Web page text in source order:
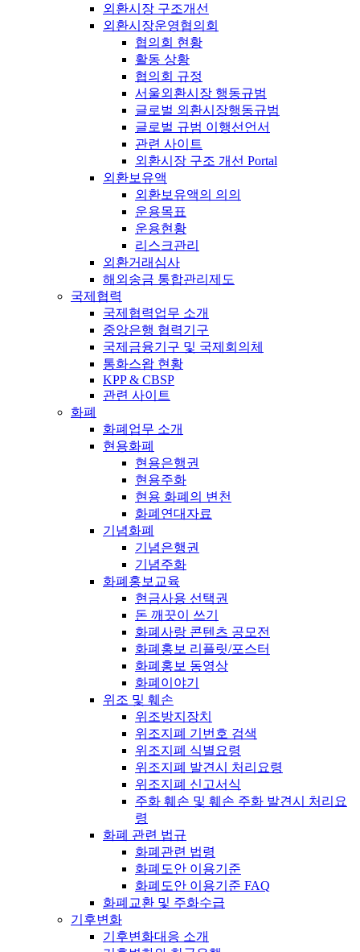
외환시장 구조개선
외환시장운영협의회
협의회 현황
활동 상황
협의회 규정
서울외환시장 행동규범
글로벌 외환시장행동규범
글로벌 규범 이행선언서
관련 사이트
외환시장 구조 개선 Portal
외환보유액
외환보유액의 의의
운용목표
운용현황
리스크관리
외환거래심사
해외송금 통합관리제도
국제협력
국제협력업무 소개
중앙은행 협력기구
국제금융기구 및 국제회의체
통화스왑 현황
KPP & CBSP
관련 사이트
화폐
화폐업무 소개
현용화폐
현용은행권
현용주화
현용 화폐의 변천
화폐연대자료
기념화폐
기념은행권
기념주화
화폐홍보교육
현금사용 선택권
돈 깨끗이 쓰기
화폐사랑 콘텐츠 공모전
화폐홍보 리플릿/포스터
화폐홍보 동영상
화폐이야기
위조 및 훼손
위조방지장치
위조지폐 기번호 검색
위조지폐 식별요령
위조지폐 발견시 처리요령
위조지폐 신고서식
주화 훼손 및 훼손 주화 발견시 처리요
령
화폐 관련 법규
화폐관련 법령
화폐도안 이용기준
화폐도안 이용기준 FAQ
화폐교환 및 주화수급
기후변화
기후변화대응 소개